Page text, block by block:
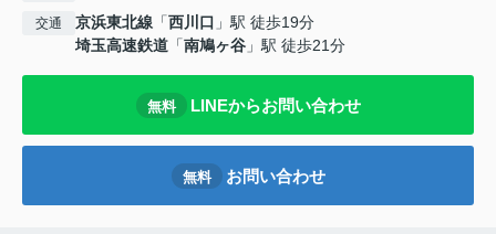
交通 京浜東北線 「西川口 」駅 徒歩19分
埼玉高速鉄道 「南鳩ヶ谷 」駅 徒歩21分
無料 LINEからお問い合わせ
無料 お問い合わせ